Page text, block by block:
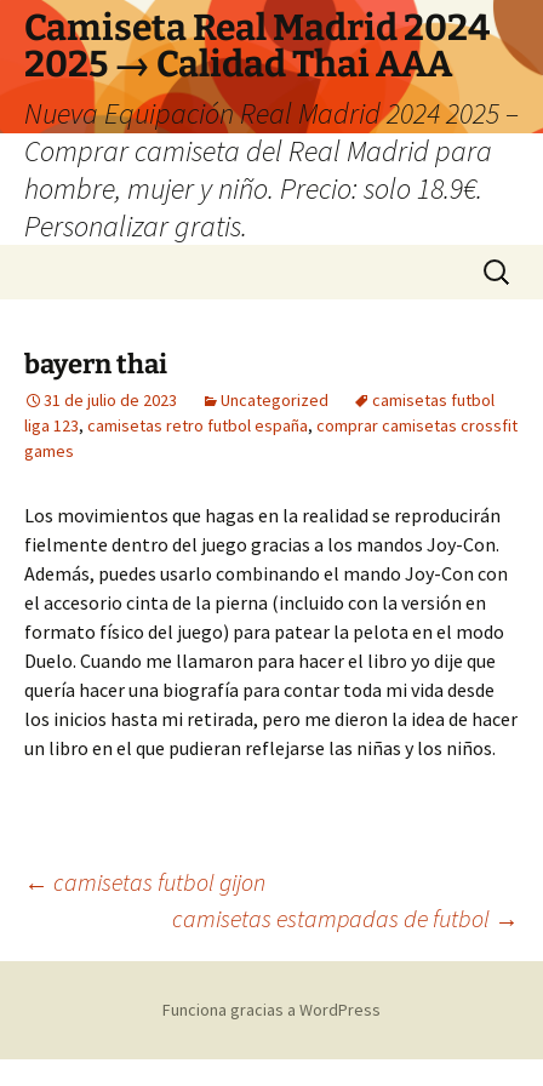
Camiseta Real Madrid 2024
2025 → Calidad Thai AAA
Nueva Equipación Real Madrid 2024 2025 –
Comprar camiseta del Real Madrid para
hombre, mujer y niño. Precio: solo 18.9€.
Personalizar gratis.
Buscar:
bayern thai
31 de julio de 2023 Uncategorized
camisetas futbol
liga 123, camisetas retro futbol españa, comprar camisetas crossfit
games
Los movimientos que hagas en la realidad se reproducirán
fielmente dentro del juego gracias a los mandos Joy-Con.
Además, puedes usarlo combinando el mando Joy-Con con
el accesorio cinta de la pierna (incluido con la versión en
formato físico del juego) para patear la pelota en el modo
Duelo. Cuando me llamaron para hacer el libro yo dije que
quería hacer una biografía para contar toda mi vida desde
los inicios hasta mi retirada, pero me dieron la idea de hacer
un libro en el que pudieran reflejarse las niñas y los niños.
Navegación
de
entradas
← camisetas futbol gijon
camisetas estampadas de futbol →
Funciona gracias a WordPress